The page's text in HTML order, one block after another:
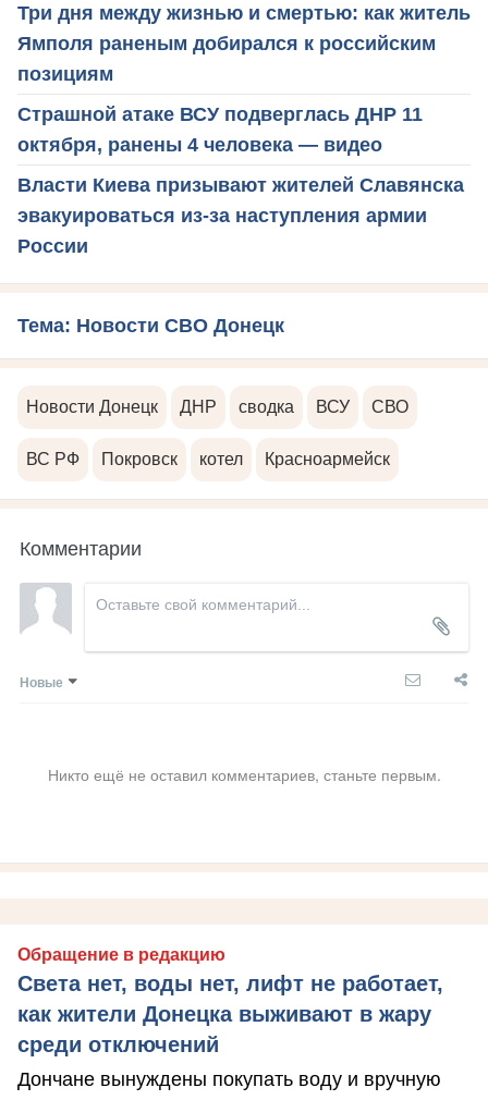
Три дня между жизнью и смертью: как житель
Ямполя раненым добирался к российским
позициям
Страшной атаке ВСУ подверглась ДНР 11
октября, ранены 4 человека — видео
Власти Киева призывают жителей Славянска
эвакуироваться из-за наступления армии
России
Тема: Новости СВО Донецк
Новости Донецк ДНР сводка ВСУ СВО
ВС РФ Покровск котел Красноармейск
Комментарии
Новые
Никто ещё не оставил комментариев, станьте первым.
Обращение в редакцию
Света нет, воды нет, лифт не работает,
как жители Донецка выживают в жару
среди отключений
Дончане вынуждены покупать воду и вручную